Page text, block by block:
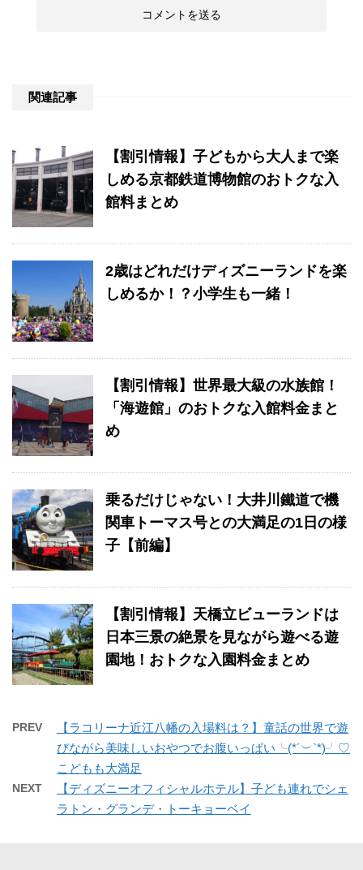
関連記事
【割引情報】子どもから大人まで楽
しめる京都鉄道博物館のおトクな入
館料まとめ
2歳はどれだけディズニーランドを楽
しめるか！？小学生も一緒！
【割引情報】世界最大級の水族館！
「海遊館」のおトクな入館料金まと
め
乗るだけじゃない！大井川鐵道で機
関車トーマス号との大満足の1日の様
子【前編】
【割引情報】天橋立ビューランドは
日本三景の絶景を見ながら遊べる遊
園地！おトクな入園料金まとめ
PREV
【ラコリーナ近江八幡の入場料は？】童話の世界で遊
びながら美味しいおやつでお腹いっぱい╰(*´︶`*)╯♡
こどもも大満足
NEXT
【ディズニーオフィシャルホテル】子ども連れでシェ
ラトン・グランデ・トーキョーベイ